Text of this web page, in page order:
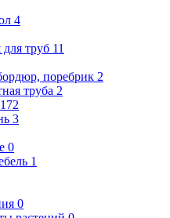
4
труб 11
поребрик 2
труба 2
172
3
0
1
0